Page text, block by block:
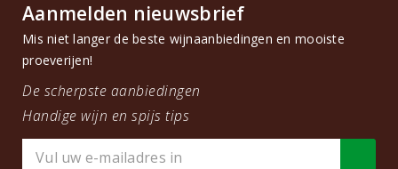
Aanmelden nieuwsbrief
Mis niet langer de beste wijnaanbiedingen en mooiste
proeverijen!
De scherpste aanbiedingen
Handige wijn en spijs tips